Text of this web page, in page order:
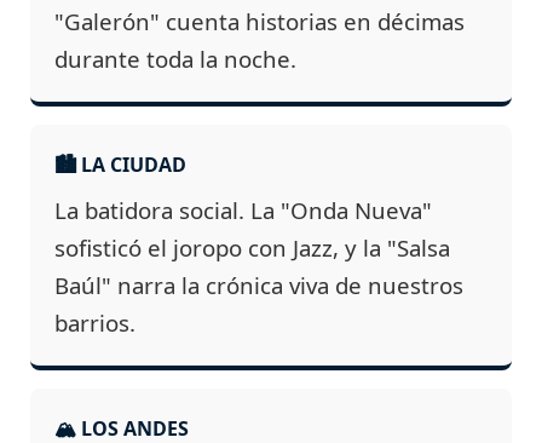
"Galerón" cuenta historias en décimas
durante toda la noche.
🏙️ LA CIUDAD
La batidora social. La "Onda Nueva"
sofisticó el joropo con Jazz, y la "Salsa
Baúl" narra la crónica viva de nuestros
barrios.
🏔️ LOS ANDES